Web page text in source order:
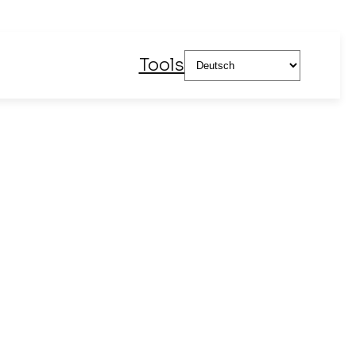
Tools Sprache
auswählen